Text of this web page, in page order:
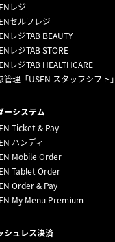
レジ
セルフレジ
レジTAB BEAUTY
レジTAB STORE
レジTAB HEALTHCARE
管理「USEN スタッフシフト」
ーシステム
Ticket & Pay
ハンディ
Mobile Order
Tablet Order
Order & Pay
My Menu Premium
シュレス決済